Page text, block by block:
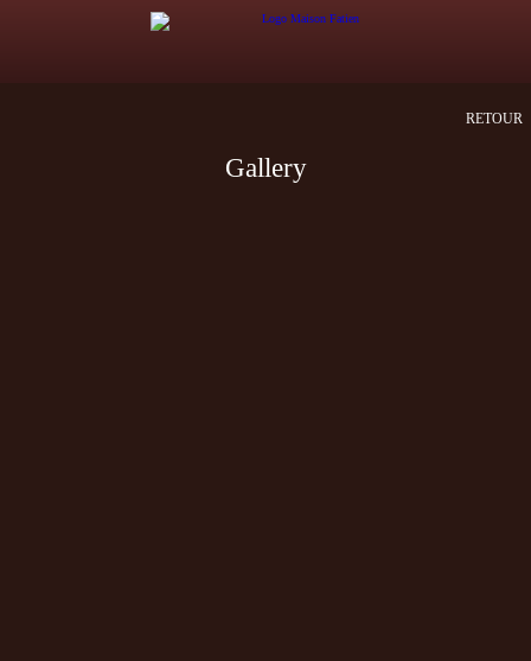
RETOUR
Gallery